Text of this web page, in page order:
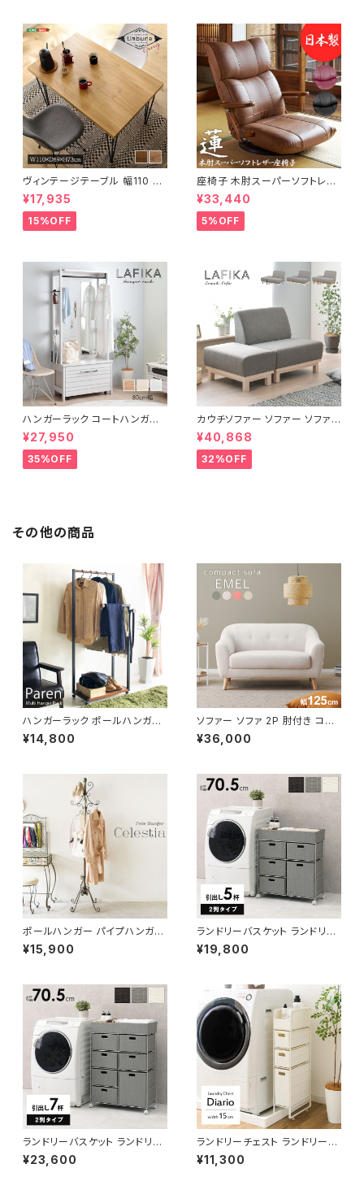
ヴィンテージテーブル 幅110 ダ
イニングテーブル リビングテー
ブル サイドテーブル 新生活 模
様替え
¥17,935
15%OFF
座椅子 木肘スーパーソフトレザ
ー座椅子 リクライニング回転座
椅子 座椅子 父の日 敬老の日
プレゼント 完成品
¥33,440
5%OFF
ハンガーラック コートハンガー
ワードローブ フリーラック クロ
ーゼット 幅80 新生活 一人暮ら
し
¥27,950
35%OFF
カウチソファー ソファー ソファ
オットマン 1.5人掛 け新生活 一
人暮らし 完成品
¥40,868
32%OFF
その他の商品
ハンガーラック ポールハンガー
ハンガーラック コートハンガー
洋服掛け コート掛け 幅60
¥14,800
ソファー ソファ 2P 肘付き コン
パクトソファ 一人暮らし おしゃ
れ カワイイ 幅125
¥36,000
ポールハンガー パイプハンガー
ハンガーラック コートハンガー
ポールスタンド ハンガーポール
¥15,900
ランドリーバスケット ランドリー
ワゴン 洗濯カゴ キャスター付 ラ
ンドリー収納 新生活 一人暮らし
¥19,800
ランドリーバスケット ランドリー
ワゴン 洗濯カゴ キャスター付 ラ
ンドリー収納 新生活 一人暮らし
¥23,600
ランドリーチェスト ランドリーワ
ゴン 幅15 奥行30 高さ83 完成
品 新生活 一人暮らし ランドリ
¥11,300